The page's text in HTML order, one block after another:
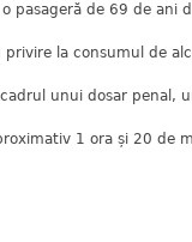
pasageră de 69 de ani
la consumul de
unui dosar penal,
1 ora și 20 de